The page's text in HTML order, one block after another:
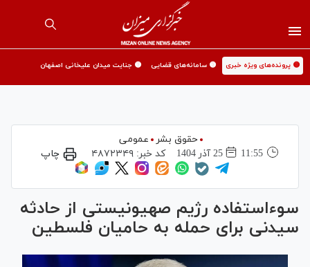
🟡 پرونده‌های ویژه خبری 🟡 سامانه‌های قضایی 🟡 جنایت میدان علیخانی اصفهان
حقوق بشر
عمومی
11:55
25 آذر 1404 کد خبر:۴۸۷۲۳۴۹ چاپ
سوءاستفاده رژیم صهیونیستی از حادثه
سیدنی برای حمله به حامیان فلسطین